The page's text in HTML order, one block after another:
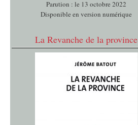
Parution : le 13 octobre 2022
Disponible en version numérique
La Revanche de la province